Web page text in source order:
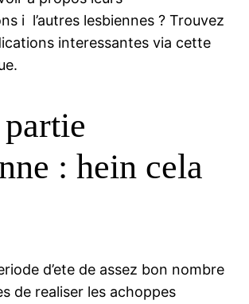
i l’autres lesbiennes ? Trouvez
interessantes via cette
: hein cela
d’ete de assez bon nombre
de realiser les achoppes